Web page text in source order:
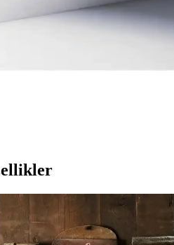
Lite kullanıcıları için Fibaks ve
kılıflarını detaylı